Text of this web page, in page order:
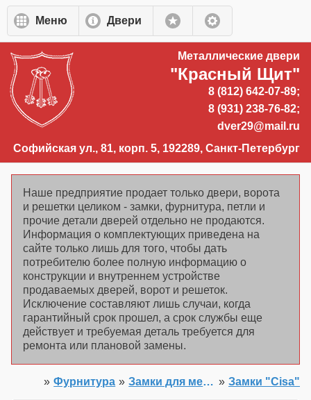
Перейти к основному содержанию
Меню
Двери
Металлические двери
"Красный Щит"
8 (812) 642-07-89;
8 (931) 238-76-82;
dver29@mail.ru
Софийская ул., 81, корп. 5, 192289, Санкт-Петербург
Наше предприятие продает только двери, ворота
и решетки целиком - замки, фурнитура, петли и
прочие детали дверей отдельно не продаются.
Информация о комплектующих приведена на
сайте только лишь для того, чтобы дать
потребителю более полную информацию о
конструкции и внутреннем устройстве
продаваемых дверей, ворот и решеток.
Исключение составляют лишь случаи, когда
гарантийный срок прошел, а срок службы еще
действует и требуемая деталь требуется для
ремонта или плановой замены.
Замки "Cisa"
»
Замки для металлических дверей
»
Фурнитура
»